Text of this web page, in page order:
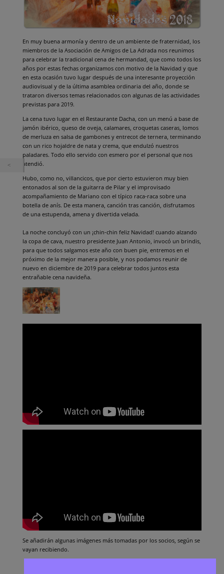
En muy buena armonía y dentro de un ambiente de fraternidad, los
miembros de la Asociación de Amigos de La Adrada nos reunimos
para celebrar la tradicional cena de hermandad, que como todos los
años por estas fechas organizamos con motivo de la Navidad y que
en esta ocasión tuvo lugar después de una interesante proyección
audiovisual y de la última asamblea ordinaria del año, donde se
trataron diversos temas relacionados con algunas de las actividades
previstas para 2019.
La cena tuvo lugar en el Restaurante Dacha, con un menú a base de
jamón ibérico, queso de oveja, calamares, croquetas caseras, lomos
de merluza en salsa de gambones y entrecot de ternera, terminando
con un rico hojaldre de nata y crema, que endulzó nuestros
paladares. Todo ello servido con esmero por el personal que nos
atendió.
Hubo, como no, villancicos, que por cierto estuvieron muy bien
entonados al son de la guitarra de Pilar y el improvisado
acompañamiento de Mariano con el típico raca-raca sobre una
botella de anís. De esta manera, canción tras canción, disfrutamos
de una estupenda, amena y divertida velada.
La noche concluyó con un ¡chin-chin feliz Navidad! cuando alzando
la copa de cava, nuestro presidente Juan Antonio, invocó un brindis,
para que todos salgamos este año con buen pie, entremos en el
próximo de la mejor manera posible, y nos podamos reunir de
nuevo en diciembre de 2019 para celebrar todos juntos esta
entrañable cena navideña.
Se añadirán algunas imágenes más tomadas por los socios, según se
vayan recibiendo.